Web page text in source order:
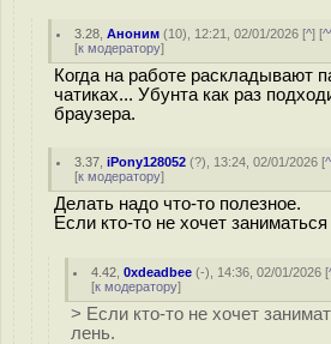
3.28 ,Аноним (10), 12:21, 02/01/2026 [^] [
[к модератору]
Когда на работе раскладывают
чатиках... Убунта как раз
браузера.
3.37 ,iPony128052 (?), 13:24, 02/01/2026 [^
[к модератору]
Делать надо что-то полезное.
Если кто-то не хочет
4.42 ,0xdeadbee (-), 14:36, 02/01/2026 [
[к модератору]
> Если кто-то не хочет
лень.